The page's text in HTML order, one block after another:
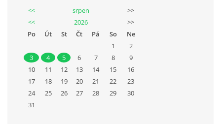
<< srpen
>>
<<
2026
>>
Po
Út St Čt Pá So
Ne
1
2
3
4 5 6 7 8
9
10
11 12 13 14 15
16
17
18 19 20 21 22
23
24
25 26 27 28 29
30
31